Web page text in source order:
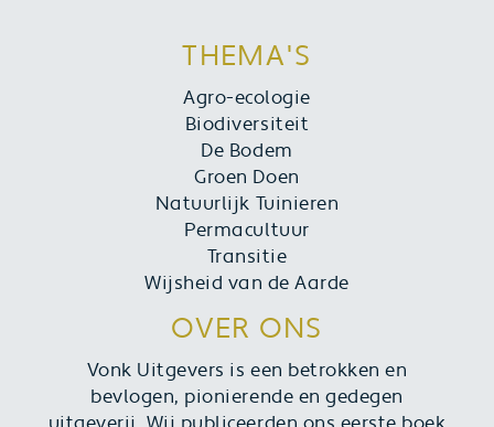
THEMA'S
Agro-ecologie
Biodiversiteit
De Bodem
Groen Doen
Natuurlijk Tuinieren
Permacultuur
Transitie
Wijsheid van de Aarde
OVER ONS
Vonk Uitgevers is een betrokken en
bevlogen, pionierende en gedegen